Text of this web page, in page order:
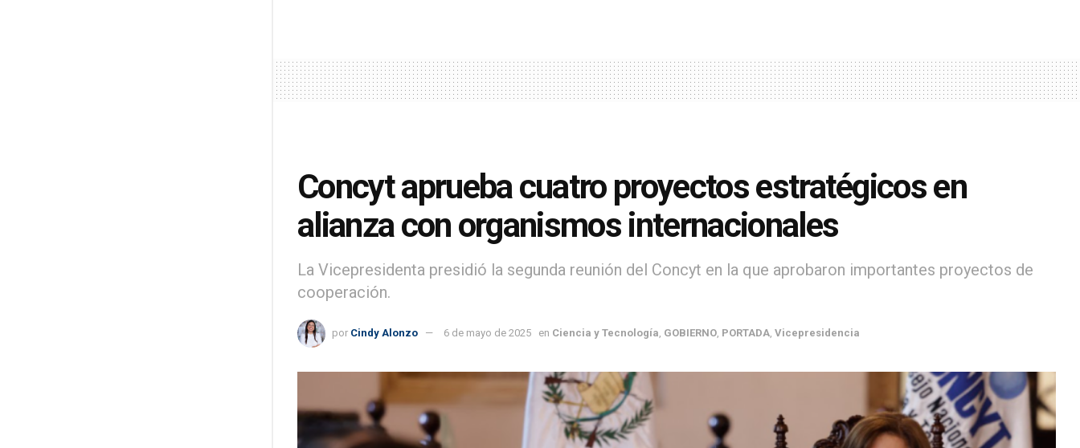
Concyt aprueba cuatro proyectos estratégicos en
alianza con organismos internacionales
La Vicepresidenta presidió la segunda reunión del Concyt en la que aprobaron importantes proyectos de
cooperación.
por Cindy Alonzo 6 de mayo de 2025 en Ciencia y Tecnología, GOBIERNO, PORTADA, Vicepresidencia